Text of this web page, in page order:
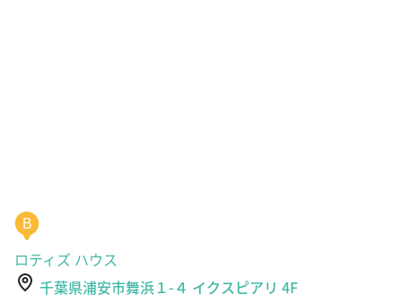
B
ロティズ ハウス
千葉県浦安市舞浜１-４ イクスピアリ 4F